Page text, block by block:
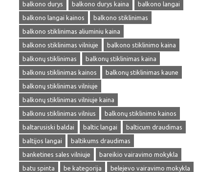
balkono durys
balkono durys kaina
balkono langai
balkono langai kainos
balkono stiklinimas
balkono stiklinimas aliuminiu kaina
balkono stiklinimas vilniuje
balkono stiklinimo kaina
balkonų stiklinimas
balkonų stiklinimas kaina
balkonu stiklinimas kainos
balkonų stiklinimas kaune
balkonų stiklinimas vilniuje
balkonų stiklinimas vilniuje kaina
balkonu stiklinimas vilnius
balkonų stiklinimo kainos
baltarusiski baldai
baltic langai
balticum draudimas
baltijos langai
baltikums draudimas
banketines sales vilniuje
bareikio vairavimo mokykla
batu spinta
be kategorija
belejevo vairavimo mokykla